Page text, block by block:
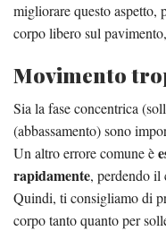
migliorare questo aspetto,
corpo libero sul
Movimento
Sia la fase concentrica
(abbassamento) sono
Un altro errore comune è
rapidamente, perdendo il
Quindi, ti consigliamo di
corpo tanto quanto per